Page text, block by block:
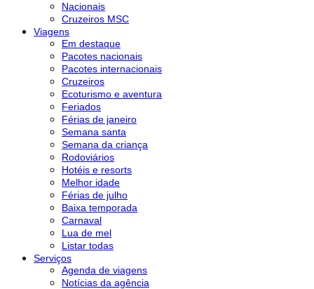
Nacionais
Cruzeiros MSC
Viagens
Em destaque
Pacotes nacionais
Pacotes internacionais
Cruzeiros
Ecoturismo e aventura
Feriados
Férias de janeiro
Semana santa
Semana da criança
Rodoviários
Hotéis e resorts
Melhor idade
Férias de julho
Baixa temporada
Carnaval
Lua de mel
Listar todas
Serviços
Agenda de viagens
Notícias da agência